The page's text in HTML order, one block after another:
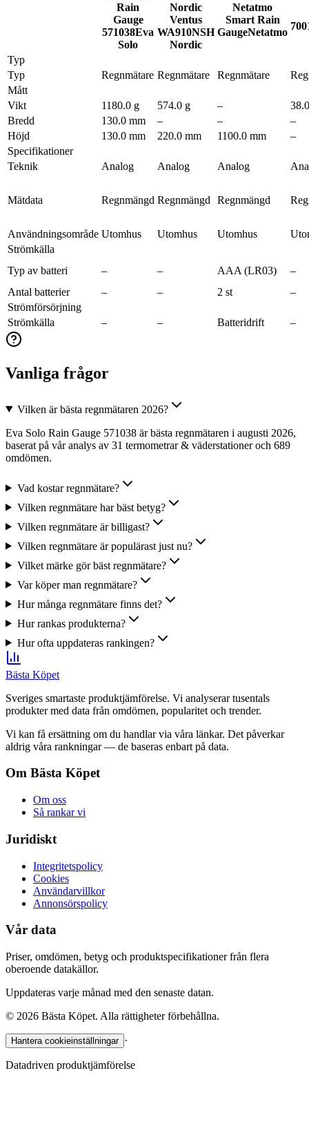
Rain
Gauge
571038Eva
Solo
Nordic
Ventus
WA910NSH
Nordic
Netatmo
Smart Rain
GaugeNetatmo
Typ
Typ
Regnmätare Regnmätare Regnmätare
Mått
Vikt
1180.0 g 574.0 g –
Bredd
130.0 mm – –
–
Höjd
130.0 mm 220.0 mm 1100.0 mm
–
Specifikationer
Teknik
Analog Analog Analog
Mätdata Regnmängd Regnmängd Regnmängd
Användningsområde Utomhus Utomhus Utomhus
Strömkälla
Typ av batteri
– – AAA (LR03)
–
Antal batterier
– – 2 st
–
Strömförsörjning
Strömkälla
– – Batteridrift –
Vanliga frågor
Vilken är bästa regnmätaren 2026?
Eva Solo Rain Gauge 571038 är bästa regnmätaren i augusti 2026,
baserat på vår analys av 31 termometrar & väderstationer och 689
omdömen.
Vad kostar regnmätare?
Vilken regnmätare har bäst betyg?
Vilken regnmätare är billigast?
Vilken regnmätare är populärast just nu?
Vilket märke gör bäst regnmätare?
Var köper man regnmätare?
Hur många regnmätare finns det?
Hur rankas produkterna?
Hur ofta uppdateras rankingen?
Bästa Köpet
Sveriges smartaste produktjämförelse. Vi analyserar tusentals
produkter med data från omdömen, popularitet och trender.
Vi kan få ersättning om du handlar via våra länkar. Det påverkar
aldrig våra rankningar — de baseras enbart på data.
Om Bästa Köpet
Om oss
Så rankar vi
Juridiskt
Integritetspolicy
Cookies
Användarvillkor
Annonsörspolicy
Vår data
Priser, omdömen, betyg och produktspecifikationer från flera
oberoende datakällor.
Uppdateras varje månad med den senaste datan.
© 2026 Bästa Köpet. Alla rättigheter förbehållna.
Hantera cookieinställningar ·
Datadriven produktjämförelse